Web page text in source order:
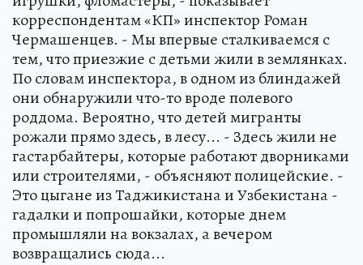
корреспондентам «КП» инспектор Роман
Чермашенцев. - Мы впервые сталкиваемся с
тем, что приезжие с детьми жили в землянках.
По словам инспектора, в одном из блиндажей
они обнаружили что-то вроде полевого
роддома. Вероятно, что детей мигранты
рожали прямо здесь, в лесу... - Здесь жили не
гастарбайтеры, которые работают дворниками
или строителями, - объясняют полицейские. -
Это цыгане из Таджикистана и Узбекистана -
гадалки и попрошайки, которые днем
промышляли на вокзалах, а вечером
возвращались сюда...